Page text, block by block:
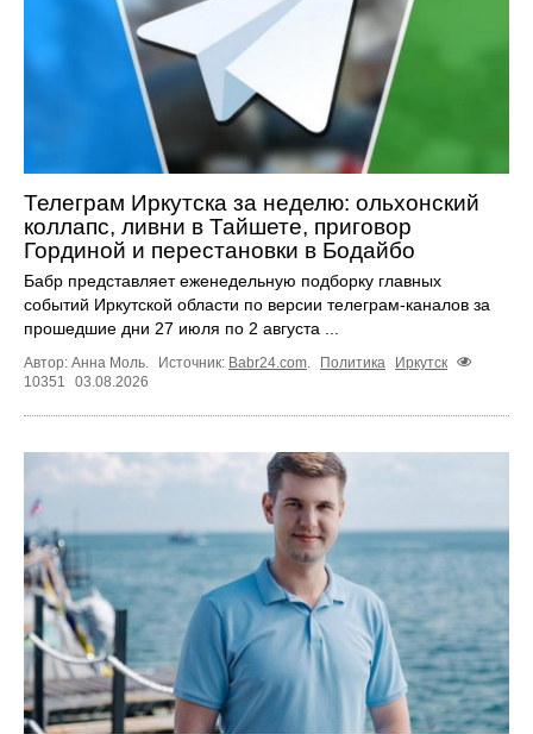
Телеграм Иркутска за неделю: ольхонский
коллапс, ливни в Тайшете, приговор
Гординой и перестановки в Бодайбо
Бабр представляет еженедельную подборку главных
событий Иркутской области по версии телеграм-каналов за
прошедшие дни 27 июля по 2 августа ...
Автор: Анна Моль. Источник: Babr24.com. Политика
Иркутск
10351
03.08.2026